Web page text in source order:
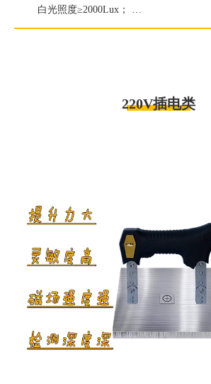
白光照度≥2000Lux；
220V插电类